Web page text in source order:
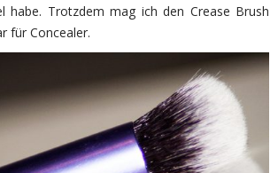
habe. Trotzdem mag ich den Crease Brush
für Concealer.